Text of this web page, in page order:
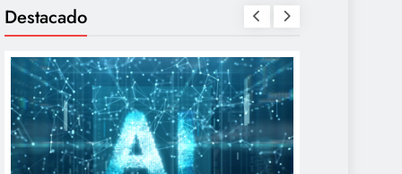
Destacado